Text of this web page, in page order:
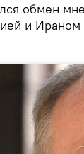
обмен
и Ираном